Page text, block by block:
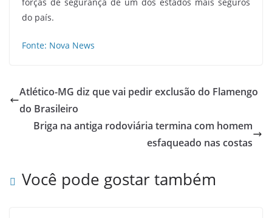
do país.
Fonte: Nova News
Atlético-MG diz que vai pedir exclusão do Flamengo
do Brasileiro
Briga na antiga rodoviária termina com homem
esfaqueado nas costas
Você pode gostar também